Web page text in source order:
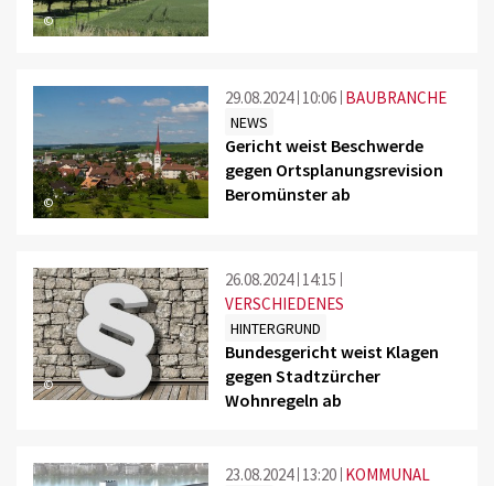
©
©
29.08.2024 10:06 BAUBRANCHE
NEWS
Gericht weist Beschwerde
gegen Ortsplanungsrevision
Beromünster ab
©
26.08.2024 14:15
VERSCHIEDENES
HINTERGRUND
Bundesgericht weist Klagen
gegen Stadtzürcher
Wohnregeln ab
23.08.2024 13:20 KOMMUNAL